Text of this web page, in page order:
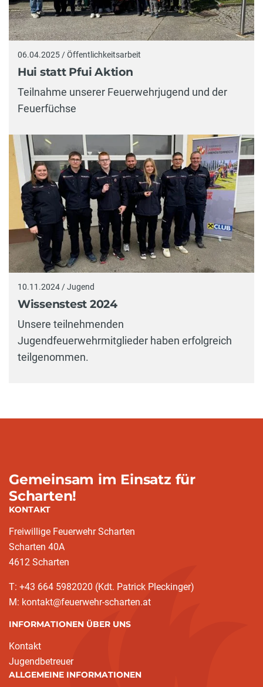
06.04.2025 / Öffentlichkeitsarbeit
Hui statt Pfui Aktion
Teilnahme unserer Feuerwehrjugend und der
Feuerfüchse
10.11.2024 / Jugend
Wissenstest 2024
Unsere teilnehmenden
Jugendfeuerwehrmitglieder haben erfolgreich
teilgenommen.
Gemeinsam im Einsatz für
Scharten!
KONTAKT
Freiwillige Feuerwehr Scharten
Scharten 40A
4612 Scharten
T: +43 664 5982020 (Kdt. Patrick Pleckinger)
M: kontakt@feuerwehr-scharten.at
INFORMATIONEN ÜBER UNS
Kontakt
Jugendbetreuer
ALLGEMEINE INFORMATIONEN